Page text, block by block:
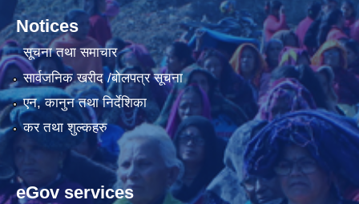
Notices
सूचना तथा समाचार
सार्वजनिक खरीद /बोलपत्र सूचना
एन, कानुन तथा निर्देशिका
कर तथा शुल्कहरु
eGov services